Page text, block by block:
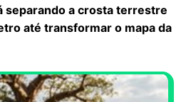
separando a crosta terrestre
até transformar o mapa da